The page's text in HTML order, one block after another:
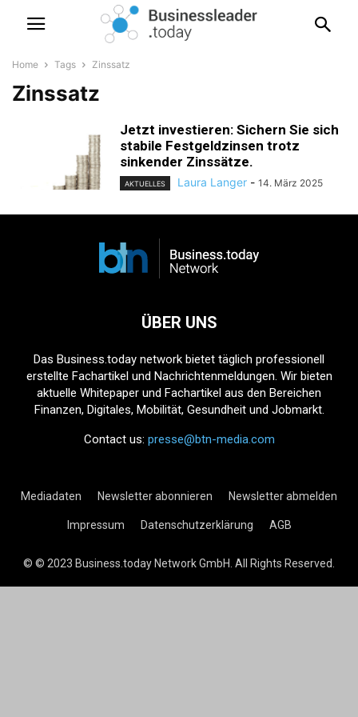
Home Tags Zinssatz
Zinssatz
Jetzt investieren: Sichern Sie sich
stabile Festgeldzinsen trotz
sinkender Zinssätze.
AKTUELLES Laura Langer - 14. März 2025
ÜBER UNS
Das Business.today network bietet täglich professionell
erstellte Fachartikel und Nachrichtenmeldungen. Wir bieten
aktuelle Whitepaper und Fachartikel aus den Bereichen
Finanzen, Digitales, Mobilität, Gesundheit und Jobmarkt.
Contact us: presse@btn-media.com
Mediadaten Newsletter abonnieren Newsletter abmelden
Impressum Datenschutzerklärung AGB
© © 2023 Business.today Network GmbH. All Rights Reserved.